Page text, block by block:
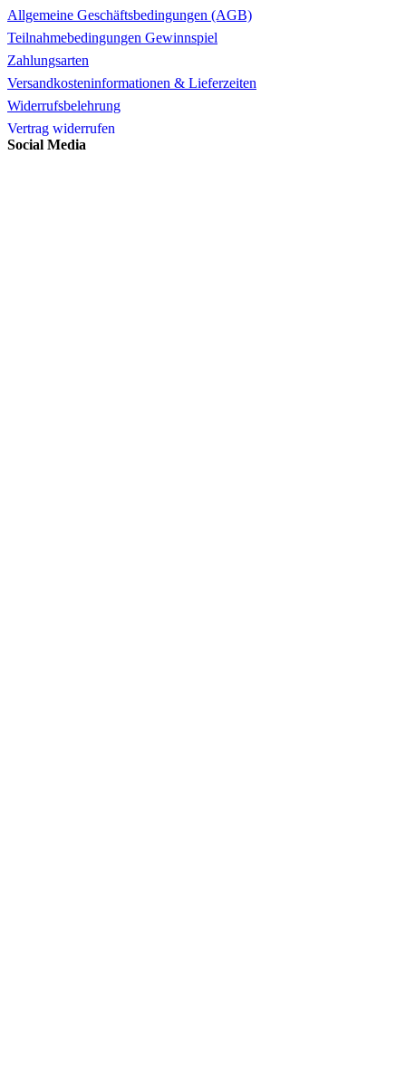
Allgemeine Geschäftsbedingungen (AGB)
Teilnahmebedingungen Gewinnspiel
Zahlungsarten
Versandkosteninformationen & Lieferzeiten
Widerrufsbelehrung
Vertrag widerrufen
Social Media